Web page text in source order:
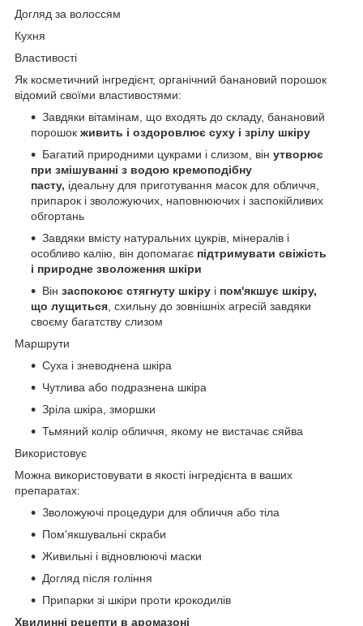
Догляд за волоссям
Кухня
Властивості
Як косметичний інгредієнт, органічний банановий порошок
відомий своїми властивостями:
Завдяки вітамінам, що входять до складу, банановий
порошок живить і оздоровлює суху і зрілу шкіру
Багатий природними цукрами і слизом, він утворює
при змішуванні з водою кремоподібну
пасту, ідеальну для приготування масок для обличчя,
припарок і зволожуючих, наповнюючих і заспокійливих
обгортань
Завдяки вмісту натуральних цукрів, мінералів і
особливо калію, він допомагає підтримувати свіжість
і природне зволоження шкіри
Він заспокоює стягнуту шкіру і пом'якшує шкіру,
що лущиться, схильну до зовнішніх агресій завдяки
своєму багатству слизом
Маршрути
Суха і зневоднена шкіра
Чутлива або подразнена шкіра
Зріла шкіра, зморшки
Тьмяний колір обличчя, якому не вистачає сяйва
Використовує
Можна використовувати в якості інгредієнта в ваших
препаратах:
Зволожуючі процедури для обличчя або тіла
Пом'якшувальні скраби
Живильні і відновлюючі маски
Догляд після гоління
Припарки зі шкіри проти крокодилів
Хвилинні рецепти в аромазоні